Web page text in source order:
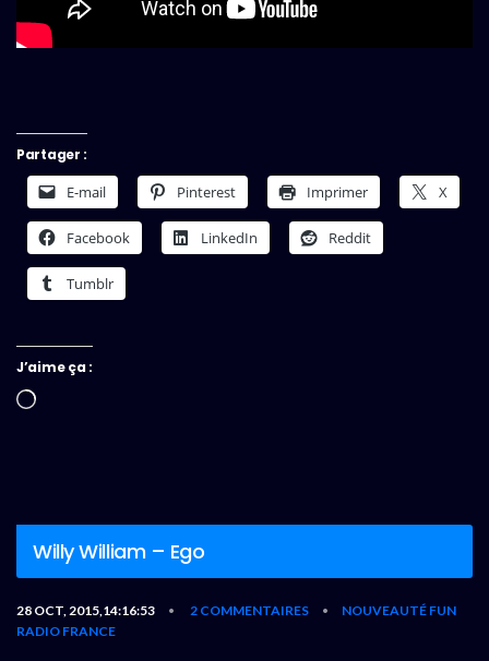
Partager :
E-mail Pinterest Imprimer X
Facebook LinkedIn Reddit
Tumblr
J’aime ça :
Chargement…
Willy William – Ego
28 OCT, 2015,14:16:53 • 2 COMMENTAIRES •
NOUVEAUTÉ FUN
RADIO FRANCE